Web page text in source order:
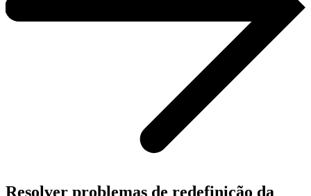
Resolver problemas de redefinição da